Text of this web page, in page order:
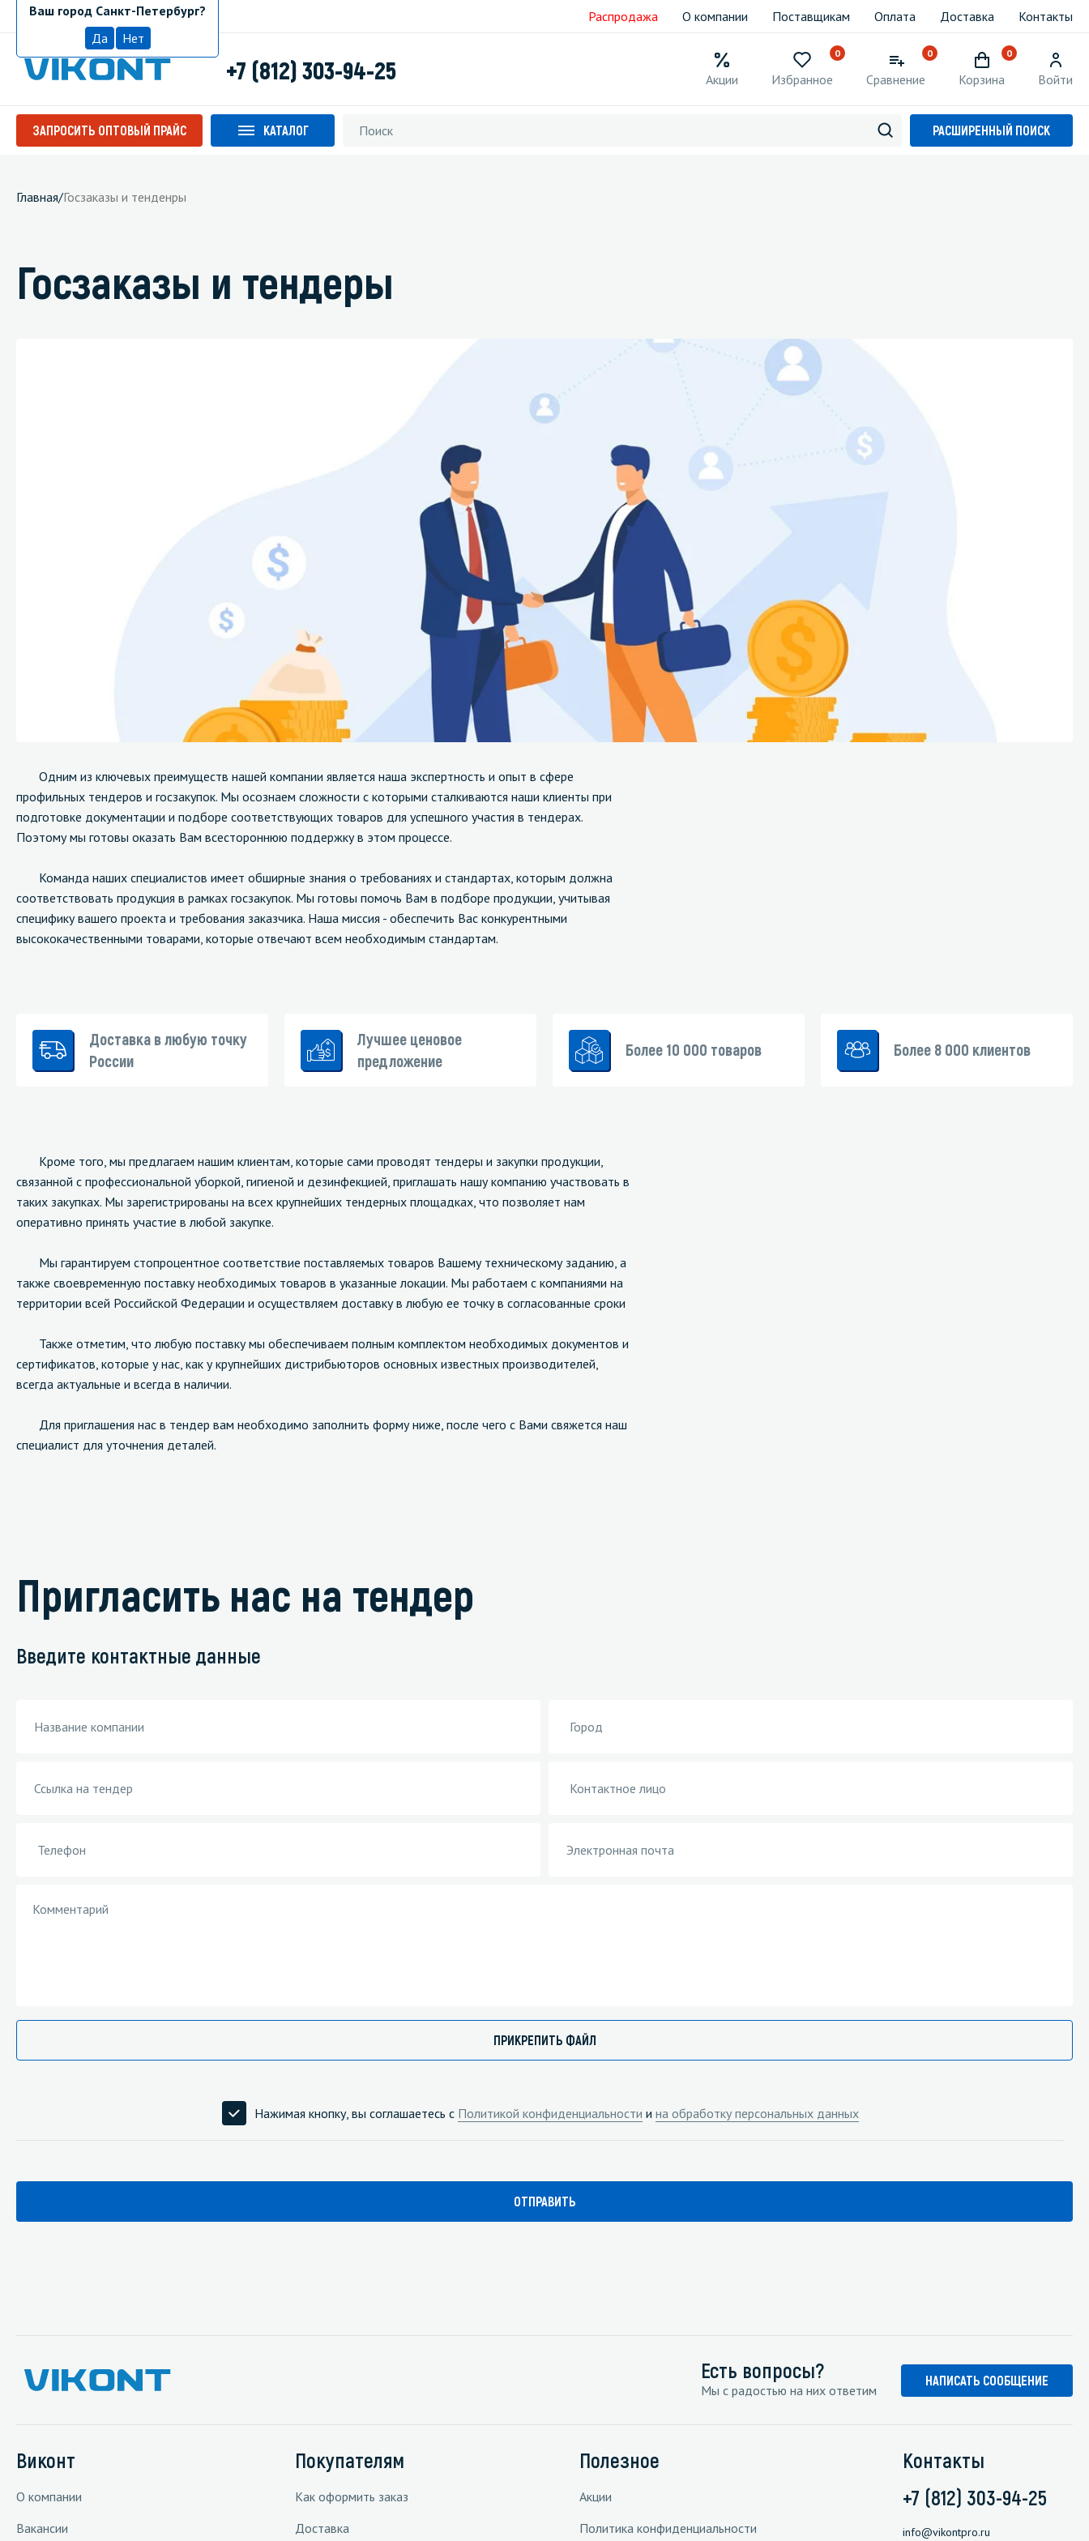
Санкт-Петербург
Ваш город Санкт-Петербург?
Да
Нет
Распродажа О компании Поставщикам Оплата Доставка Контакты
+7 (812) 303-94-25 Акции
0
Избранное
0
Сравнение
0
Корзина Войти
ЗАПРОСИТЬ ОПТОВЫЙ ПРАЙС КАТАЛОГ
Специализированные чистящие средства
Дегризер
Защитные составы, воски, полимеры и
Средства для очистки бассейнов
Средства для очистки металлических
Средства для послестроительной уборки
Средства для удаления граффити и
пятноудалители
Средства для очистки ковров и мягкой мебели
Средства для дезинфекции оборудования
Средства для ручного мытья посуды
Средства для очистки оборудования и грилей
Средства для посудомоечных машин
Санузел и туалетная комната
Автохимия Личная гигиена
РАСШИРЕННЫЙ ПОИСК
Главная/Госзаказы и тенденры
Госзаказы и тендеры
Одним из ключевых преимуществ нашей компании является наша экспертность и опыт в сфере
профильных тендеров и госзакупок. Мы осознаем сложности с которыми сталкиваются наши клиенты при
подготовке документации и подборе соответствующих товаров для успешного участия в тендерах.
Поэтому мы готовы оказать Вам всестороннюю поддержку в этом процессе.
Команда наших специалистов имеет обширные знания о требованиях и стандартах, которым должна
соответствовать продукция в рамках госзакупок. Мы готовы помочь Вам в подборе продукции, учитывая
специфику вашего проекта и требования заказчика. Наша миссия - обеспечить Вас конкурентными
высококачественными товарами, которые отвечают всем необходимым стандартам.
Доставка в любую точку
России
Лучшее ценовое
предложение
Более 10 000 товаров Более 8 000 клиентов
Кроме того, мы предлагаем нашим клиентам, которые сами проводят тендеры и закупки продукции,
связанной с профессиональной уборкой, гигиеной и дезинфекцией, приглашать нашу компанию участвовать в
таких закупках. Мы зарегистрированы на всех крупнейших тендерных площадках, что позволяет нам
оперативно принять участие в любой закупке.
Мы гарантируем стопроцентное соответствие поставляемых товаров Вашему техническому заданию, а
также своевременную поставку необходимых товаров в указанные локации. Мы работаем с компаниями на
территории всей Российской Федерации и осуществляем доставку в любую ее точку в согласованные сроки
Также отметим, что любую поставку мы обеспечиваем полным комплектом необходимых документов и
сертификатов, которые у нас, как у крупнейших дистрибьюторов основных известных производителей,
всегда актуальные и всегда в наличии.
Для приглашения нас в тендер вам необходимо заполнить форму ниже, после чего с Вами свяжется наш
специалист для уточнения деталей.
Пригласить нас на тендер
Введите контактные данные
ПРИКРЕПИТЬ ФАЙЛ
Нажимая кнопку, вы соглашаетесь с Политикой конфиденциальности и на обработку персональных данных
Есть вопросы?
Мы с радостью на них ответим
НАПИСАТЬ СООБЩЕНИЕ
Виконт
О компании
Вакансии
Покупателям
Как оформить заказ
Доставка
Полезное
Акции
Политика конфиденциальности
Контакты
+7 (812) 303-94-25
info@vikontpro.ru